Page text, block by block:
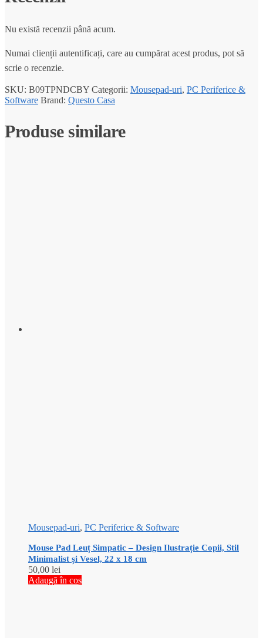
Nu există recenzii până acum.
Numai clienții autentificați, care au cumpărat acest produs, pot să
scrie o recenzie.
SKU: B09TPNDCBY Categorii: Mousepad-uri, PC Periferice &
Software Brand: Questo Casa
Produse similare
Mousepad-uri, PC Periferice & Software
Mouse Pad Leuț Simpatic – Design Ilustrație Copii, Stil
Minimalist și Vesel, 22 x 18 cm
50,00 lei
Adaugă în coș